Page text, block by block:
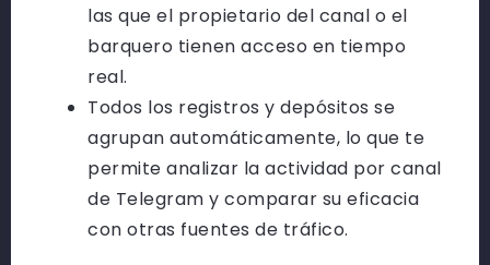
las que el propietario del canal o el
barquero tienen acceso en tiempo
real.
Todos los registros y depósitos se
agrupan automáticamente, lo que te
permite analizar la actividad por canal
de Telegram y comparar su eficacia
con otras fuentes de tráfico.